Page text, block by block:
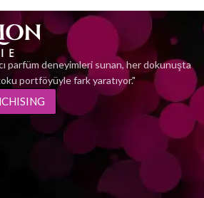
parfüm deneyimleri sunan, her dokunuşta
portföyüyle fark yaratıyor."